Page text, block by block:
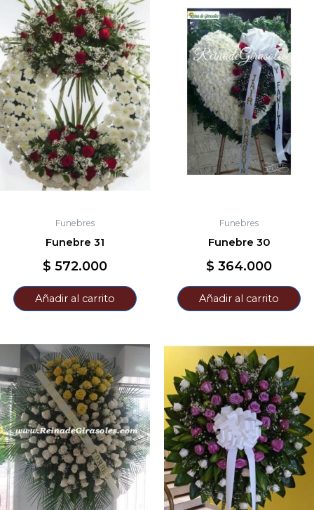
Funebres
Funebre 31
$ 572.000
Añadir al carrito
Funebres
Funebre 30
$ 364.000
Añadir al carrito